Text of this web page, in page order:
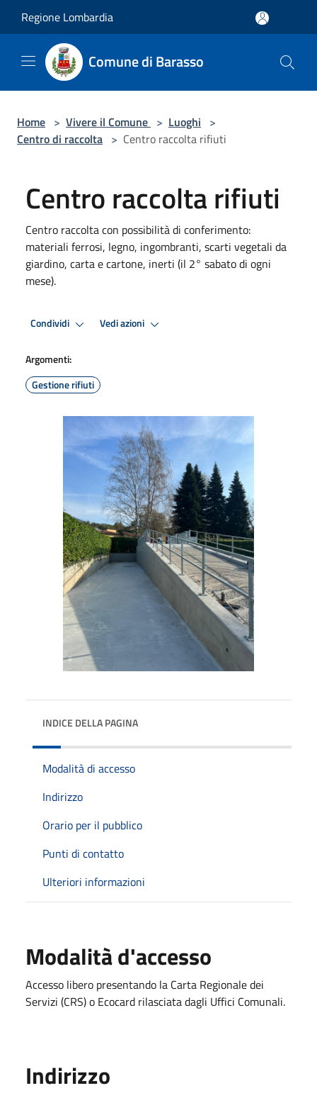
Regione Lombardia
Comune di Barasso
Home > Vivere il Comune > Luoghi >
Centro di raccolta > Centro raccolta rifiuti
Centro raccolta rifiuti
Centro raccolta con possibilità di conferimento:
materiali ferrosi, legno, ingombranti, scarti vegetali da
giardino, carta e cartone, inerti (il 2° sabato di ogni
mese).
Condividi Vedi azioni
Argomenti:
Gestione rifiuti
INDICE DELLA PAGINA
Modalità di accesso
Indirizzo
Orario per il pubblico
Punti di contatto
Ulteriori informazioni
Modalità d'accesso
Accesso libero presentando la Carta Regionale dei
Servizi (CRS) o Ecocard rilasciata dagli Uffici Comunali.
Indirizzo